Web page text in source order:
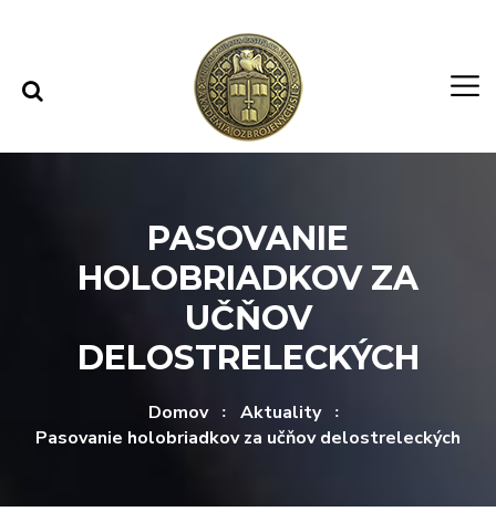
PASOVANIE
HOLOBRIADKOV ZA
UČŇOV
DELOSTRELECKÝCH
Domov
Aktuality
Pasovanie holobriadkov za učňov delostreleckých